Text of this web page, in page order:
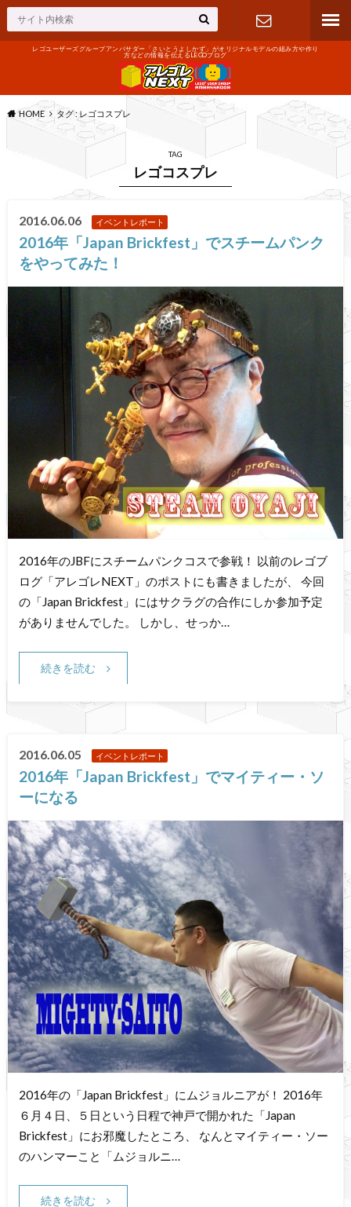
レゴユーザーズグループアンバサダー「さいとうよしかず」がオリジナルモデルの組み方や作り
方などの情報を伝えるLEGOブログ
せ
HOME タグ : レゴコスプレ
TAG
レゴコスプレ
2016.06.06 イベントレポート
2016年「Japan Brickfest」でスチームパンク
をやってみた！
2016年のJBFにスチームパンクコスで参戦！ 以前のレゴブ
ログ「アレゴレNEXT」のポストにも書きましたが、 今回
の「Japan Brickfest」にはサクラグの合作にしか参加予定
がありませんでした。 しかし、せっか…
続きを読む
2016.06.05 イベントレポート
2016年「Japan Brickfest」でマイティー・ソ
ーになる
2016年の「Japan Brickfest」にムジョルニアが！ 2016年
６月４日、５日という日程で神戸で開かれた「Japan
Brickfest」にお邪魔したところ、 なんとマイティー・ソー
のハンマーこと「ムジョルニ…
続きを読む